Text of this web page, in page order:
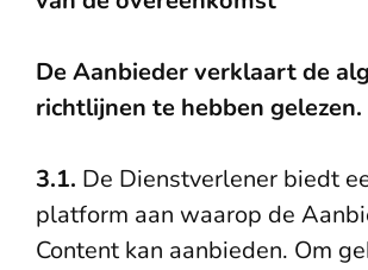
De Aanbieder verklaart de
richtlijnen te hebben gelezen.
3.1. De Dienstverlener biedt
platform aan waarop de
Content kan aanbieden. Om